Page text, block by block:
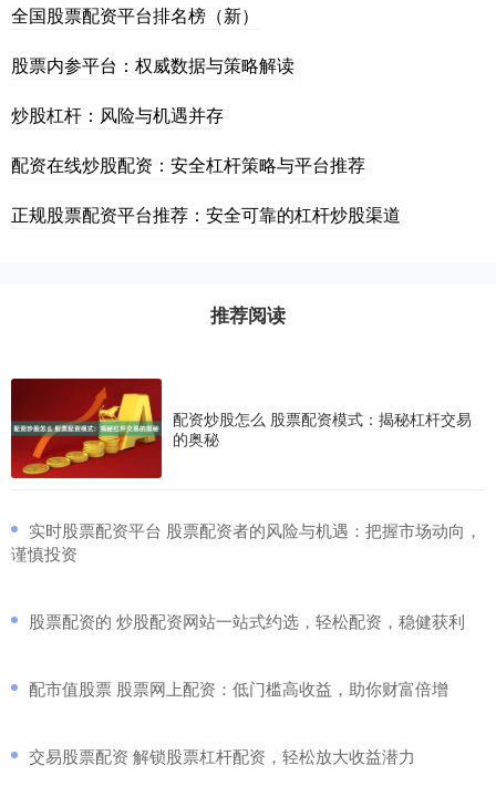
全国股票配资平台排名榜（新）
股票内参平台：权威数据与策略解读
炒股杠杆：风险与机遇并存
配资在线炒股配资：安全杠杆策略与平台推荐
正规股票配资平台推荐：安全可靠的杠杆炒股渠道
推荐阅读
配资炒股怎么 股票配资模式：揭秘杠杆交易
的奥秘
​实时股票配资平台 股票配资者的风险与机遇：把握市场动向，
谨慎投资
​股票配资的 炒股配资网站一站式约选，轻松配资，稳健获利
​配市值股票 股票网上配资：低门槛高收益，助你财富倍增
​交易股票配资 解锁股票杠杆配资，轻松放大收益潜力